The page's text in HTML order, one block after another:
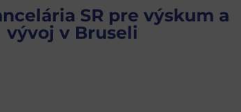
SR pre výskum a
vývoj v Bruseli